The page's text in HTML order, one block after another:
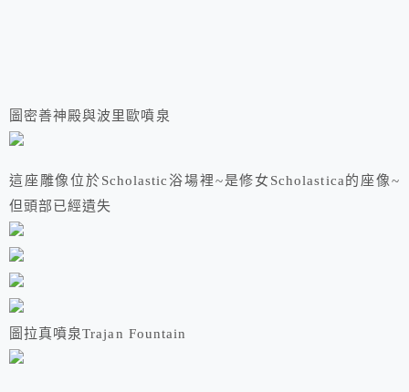
圖密善神殿與波里歐噴泉
這座雕像位於Scholastic浴場裡~是修女Scholastica的座像~
但頭部已經遺失
圖拉真噴泉Trajan Fountain